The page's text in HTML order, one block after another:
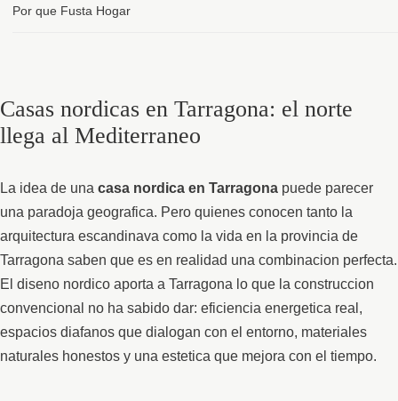
Por que Fusta Hogar
Casas nordicas en Tarragona: el norte
llega al Mediterraneo
La idea de una casa nordica en Tarragona puede parecer
una paradoja geografica. Pero quienes conocen tanto la
arquitectura escandinava como la vida en la provincia de
Tarragona saben que es en realidad una combinacion perfecta.
El diseno nordico aporta a Tarragona lo que la construccion
convencional no ha sabido dar: eficiencia energetica real,
espacios diafanos que dialogan con el entorno, materiales
naturales honestos y una estetica que mejora con el tiempo.